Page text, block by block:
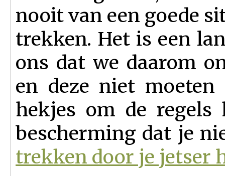
nooit van een goede
trekken. Het is een
ons dat we daarom
en deze niet moeten
hekjes om de regels
bescherming dat je
trekken door je jetser